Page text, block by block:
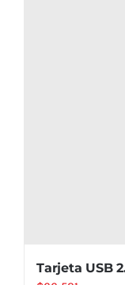
Tarjeta USB